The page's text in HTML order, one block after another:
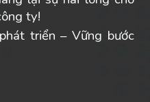
ty!
triển – Vững bước